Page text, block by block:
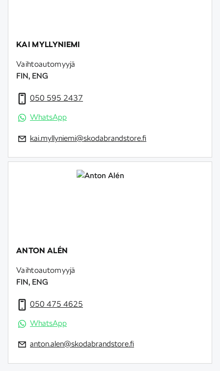
KAI MYLLYNIEMI
Vaihtoautomyyjä
FIN, ENG
050 595 2437
WhatsApp
kai.myllyniemi@skodabrandstore.fi
ANTON ALÉN
Vaihtoautomyyjä
FIN, ENG
050 475 4625
WhatsApp
anton.alen@skodabrandstore.fi